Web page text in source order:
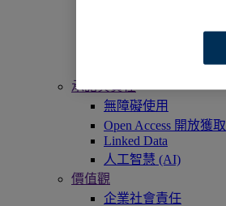
承諾與責任
無障礙使用
Open Access 開放獲取
Linked Data
人工智慧 (AI)
價值觀
企業社會責任